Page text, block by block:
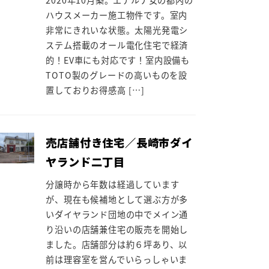
ハウスメーカー施工物件です。室内
非常にきれいな状態。太陽光発電シ
ステム搭載のオール電化住宅で経済
的！EV車にも対応です！室内設備も
TOTO製のグレードの高いものを設
置しておりお得感高 […]
売店舗付き住宅／長崎市ダイ
ヤランド二丁目
分譲時から年数は経過しています
が、現在も候補地として選ぶ方が多
いダイヤランド団地の中でメイン通
り沿いの店舗兼住宅の販売を開始し
ました。店舗部分は約６坪あり、以
前は理容室を営んでいらっしゃいま